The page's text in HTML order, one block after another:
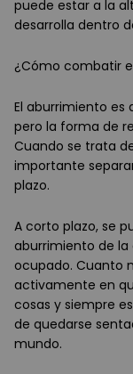
puede estar a la
desarrolla dentro
¿Cómo combatir
El aburrimiento es
pero la forma de
Cuando se trata
importante
plazo.
A corto plazo, se
aburrimiento de
ocupado. Cuanto
activamente en
cosas y siempre
de quedarse
mundo.